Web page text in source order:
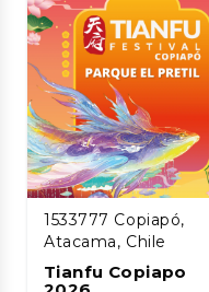
1533777 Copiapó,
Atacama, Chile
Tianfu Copiapo